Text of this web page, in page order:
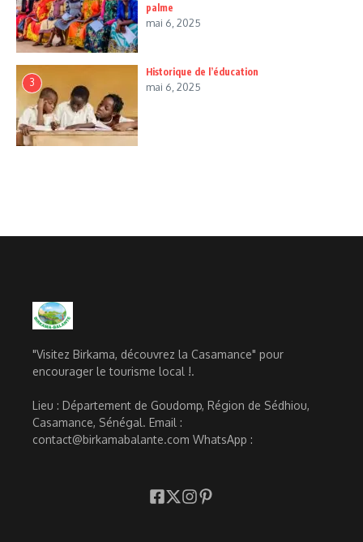
palme
mai 6, 2025
3
Historique de l’éducation
mai 6, 2025
"Visitez Birkama, découvrez la Casamance" pour
encourager le tourisme local !.
Lieu : Département de Goudomp, Région de Sédhiou,
Casamance, Sénégal. Email :
contact@birkamabalante.com WhatsApp :